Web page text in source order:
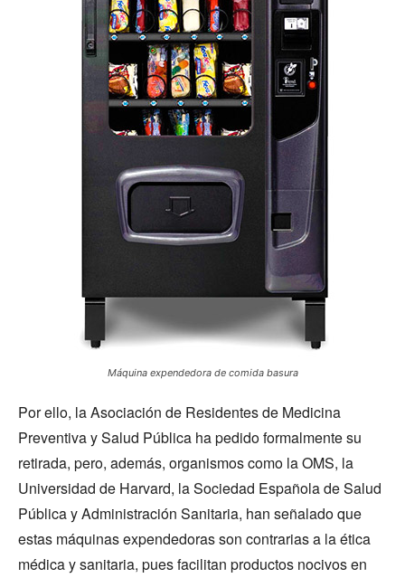
Máquina expendedora de comida basura
Por ello, la Asociación de Residentes de Medicina
Preventiva y Salud Pública ha pedido formalmente su
retirada, pero, además, organismos como la OMS, la
Universidad de Harvard, la Sociedad Española de Salud
Pública y Administración Sanitaria, han señalado que
estas máquinas expendedoras son contrarias a la ética
médica y sanitaria, pues facilitan productos nocivos en